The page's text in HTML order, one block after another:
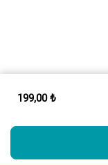
199,00 ₺